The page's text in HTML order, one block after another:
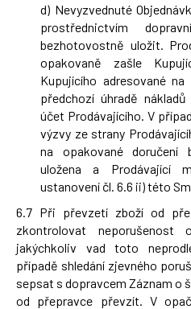
d) Nevyzvednuté
prostřednictvím
bezhotovostně uložit.
opakovaně zašle
Kupujícího adresované na
předchozí úhradě
účet Prodávajícího. V
výzvy ze strany
na opakované doručení
uložena a Prodávající
ustanovení čl. 6.6 ii) této
6.7 Při převzetí zboží od
zkontrolovat
jakýchkoliv vad toto
případě shledání zjevného
sepsat s dopravcem Záznam o
od přepravce převzít. V